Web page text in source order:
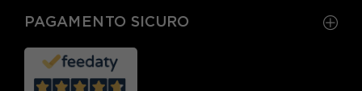
PAGAMENTO SICURO